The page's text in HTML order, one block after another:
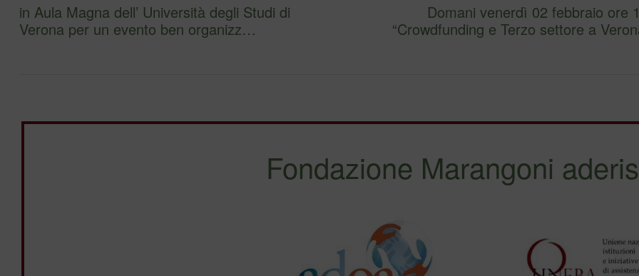
in Aula Magna dell’ Università degli Studi di
Verona per un evento ben organizz…
Domani venerdì 02 febbraio ore 15:00
“Crowdfunding e Terzo settore a
Fondazione Marangoni